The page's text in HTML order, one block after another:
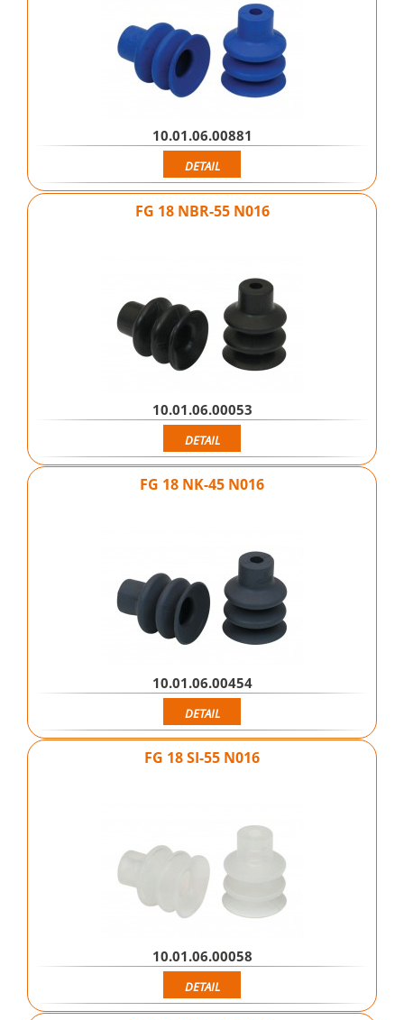
10.01.06.00881
DETAIL
FG 18 NBR-55 N016
10.01.06.00053
DETAIL
FG 18 NK-45 N016
10.01.06.00454
DETAIL
FG 18 SI-55 N016
10.01.06.00058
DETAIL